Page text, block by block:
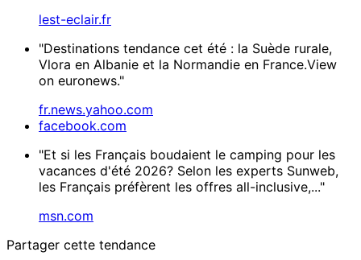
lest-eclair.fr
"Destinations tendance cet été : la Suède rurale,
Vlora en Albanie et la Normandie en France.View
on euronews."
fr.news.yahoo.com
facebook.com
"Et si les Français boudaient le camping pour les
vacances d'été 2026? Selon les experts Sunweb,
les Français préfèrent les offres all-inclusive,..."
msn.com
Partager cette tendance